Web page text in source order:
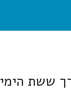
ששת